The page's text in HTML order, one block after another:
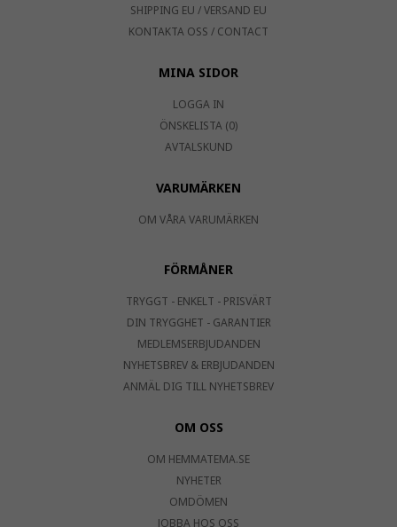
SHIPPING EU / VERSAND EU
KONTAKTA OSS / CONTACT
MINA SIDOR
LOGGA IN
ÖNSKELISTA (0)
AVTALSKUND
VARUMÄRKEN
OM VÅRA VARUMÄRKEN
FÖRMÅNER
TRYGGT - ENKELT - PRISVÄRT
DIN TRYGGHET - GARANTIER
MEDLEMSERBJUDANDEN
NYHETSBREV & ERBJUDANDEN
ANMÄL DIG TILL NYHETSBREV
OM OSS
OM HEMMATEMA.SE
NYHETER
OMDÖMEN
JOBBA HOS OSS